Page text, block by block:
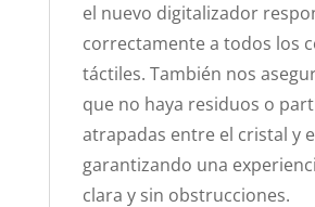
el nuevo digitalizador
correctamente a todos los
táctiles. También nos
que no haya residuos o
atrapadas entre el cristal y
garantizando una
clara y sin obstrucciones.